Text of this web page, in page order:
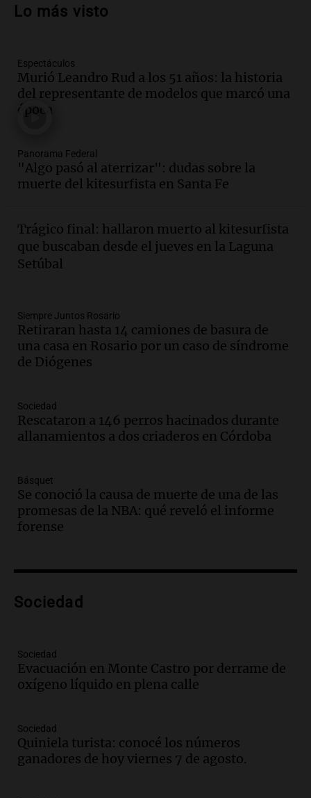
en Villa María
Audio.
La gran exposición de la rural de
la Bulaya abrirá sus puertas mañana con
diversas actividades y sorpresas
Panorama Federal
edificios y proyecta una casa del
estudiante con 48 municipios
involucrados
Episodios
Audio.1° gol de Rosario Central a
Aldosivi (Zalazar en contra) - relato
Gato Greco
Audio.Recomendaciones de vino
bonarda para disfrutar el fin de semana
en Mendoza
Panorama Federal
Audio.
en la Sociedad Rural de Bulaya con
actividades para toda la familia
Audio.
edificios y una casa del estudiante para
jóvenes de la región
Panorama Federal
Audio.Preparativos finales para la gran
Bulaya este sábado
Audio.
Congreso y evacuación por derrame de
oxígeno en Montecastro
Audio.
Río Gallegos reporta frío extremo
y llega avión para escuelas de la décima
brigada aérea
Lo más visto
Espectáculos
Murió Leandro Rud a los 51 años: la historia
del representante de modelos que marcó una
época
Panorama Federal
"Algo pasó al aterrizar": dudas sobre la
muerte del kitesurfista en Santa Fe
Trágico final: hallaron muerto al kitesurfista
que buscaban desde el jueves en la Laguna
Setúbal
Siempre Juntos Rosario
Retiraran hasta 14 camiones de basura de
una casa en Rosario por un caso de síndrome
de Diógenes
Sociedad
Rescataron a 146 perros hacinados durante
allanamientos a dos criaderos en Córdoba
Básquet
Se conoció la causa de muerte de una de las
promesas de la NBA: qué reveló el informe
forense
Sociedad
Sociedad
Evacuación en Monte Castro por derrame de
oxígeno líquido en plena calle
Sociedad
Quiniela turista: conocé los números
ganadores de hoy viernes 7 de agosto.